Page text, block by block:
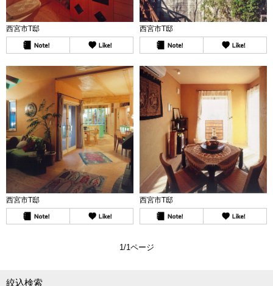
西宮市T邸 西宮市T邸
西宮市T邸 西宮市T邸
1/1ページ
絞込検索